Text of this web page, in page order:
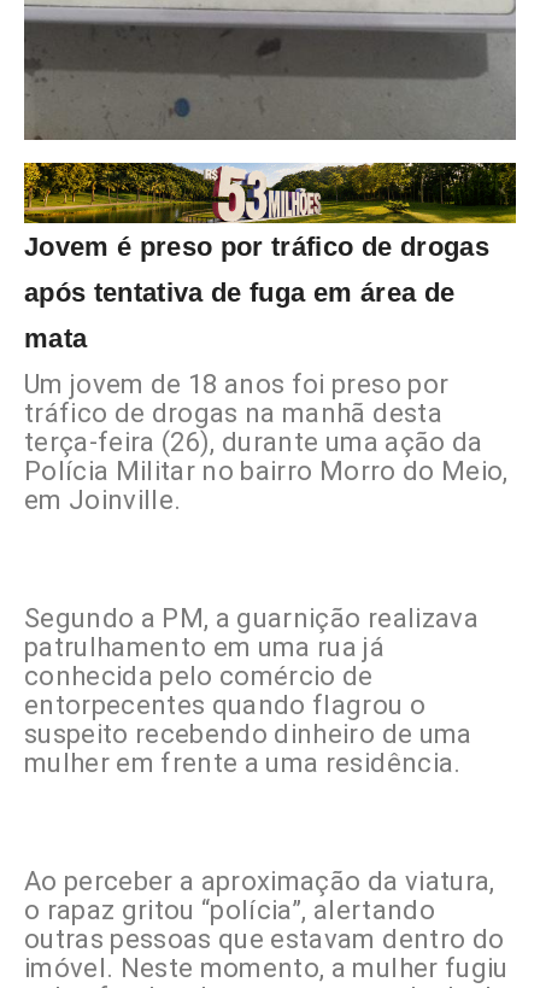
Jovem é preso por tráfico de drogas
após tentativa de fuga em área de
mata
Um jovem de 18 anos foi preso por
tráfico de drogas na manhã desta
terça-feira (26), durante uma ação da
Polícia Militar no bairro Morro do Meio,
em Joinville.
Segundo a PM, a guarnição realizava
patrulhamento em uma rua já
conhecida pelo comércio de
entorpecentes quando flagrou o
suspeito recebendo dinheiro de uma
mulher em frente a uma residência.
Ao perceber a aproximação da viatura,
o rapaz gritou “polícia”, alertando
outras pessoas que estavam dentro do
imóvel. Neste momento, a mulher fugiu